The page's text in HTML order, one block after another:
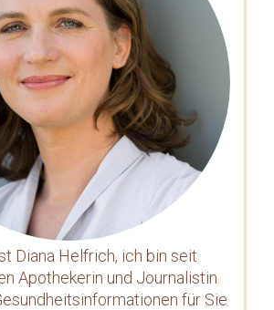
Diana Helfrich, ich bin seit
Apothekerin und Journalistin.
für Sie